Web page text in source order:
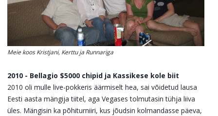
Meie koos Kristjani, Kerttu ja Runnariga
2010 - Bellagio $5000 chipid ja Kassikese kole biit
2010 oli mulle live-pokkeris äärmiselt hea, sai võidetud lausa
Eesti aasta mängija tiitel, aga Vegases tolmutasin tühja liiva
üles. Mängisin ka põhiturniiri, kus jõudsin kolmandasse päeva,